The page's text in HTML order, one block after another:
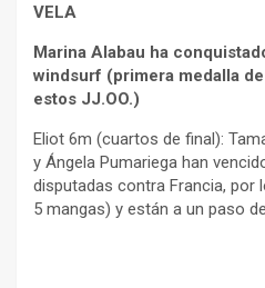
VELA
Marina Alabau ha
windsurf (primera medalla
estos JJ.OO.)
Eliot 6m (cuartos de final):
y Ángela Pumariega han
disputadas contra Francia, por
5 mangas) y están a un paso